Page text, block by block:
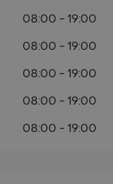
08:00 - 19:00
08:00 - 19:00
08:00 - 19:00
08:00 - 19:00
08:00 - 19:00